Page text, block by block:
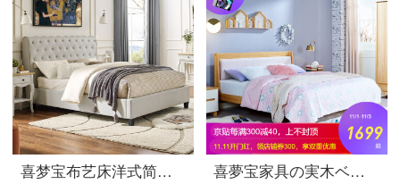
喜梦宝布艺床洋式简约风1.5メートル1.8メートル実木ソフトダブルベッド米ホワイトベッド1500*2000
喜夢宝家具の実木ベッドは1.5メートル1.8メートルで、寝室はダブルベッドで、柔らかくてシンプルで、現代の松木ベッドは1500*2000です。